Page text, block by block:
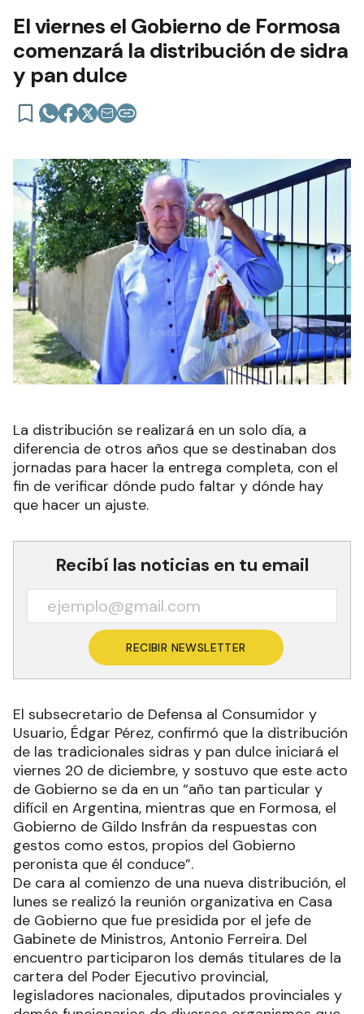
El viernes el Gobierno de Formosa
comenzará la distribución de sidra
y pan dulce
La distribución se realizará en un solo día, a
diferencia de otros años que se destinaban dos
jornadas para hacer la entrega completa, con el
fin de verificar dónde pudo faltar y dónde hay
que hacer un ajuste.
Recibí las noticias en tu email
RECIBIR NEWSLETTER
El subsecretario de Defensa al Consumidor y
Usuario, Édgar Pérez, confirmó que la distribución
de las tradicionales sidras y pan dulce iniciará el
viernes 20 de diciembre, y sostuvo que este acto
de Gobierno se da en un “año tan particular y
difícil en Argentina, mientras que en Formosa, el
Gobierno de Gildo Insfrán da respuestas con
gestos como estos, propios del Gobierno
peronista que él conduce”.
De cara al comienzo de una nueva distribución, el
lunes se realizó la reunión organizativa en Casa
de Gobierno que fue presidida por el jefe de
Gabinete de Ministros, Antonio Ferreira. Del
encuentro participaron los demás titulares de la
cartera del Poder Ejecutivo provincial,
legisladores nacionales, diputados provinciales y